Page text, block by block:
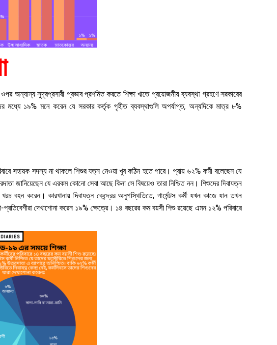
অন্যান্য সুদূরপ্রসারী প্রভাব প্রশমিত করতে শিক্ষা খাতে প্রয়োজনীয় ব্যবস্থা গ্রহণে সরকারের
মধ্যে ১৯% মনে করেন যে সরকার কর্তৃক গৃহীত ব্যবস্থাগুলি অপর্যাপ্ত, অন্যদিকে মাত্র ৮%
সহায়ক সদস্য না থাকলে শিশুর যত্ন নেওয়া খুব কঠিন হতে পারে। প্রায় ৬২% কর্মী বলেছেন যে
জানিয়েছেন যে এরকম কোনো সেবা আছে কিনা সে বিষয়েও তারা নিশ্চিত নন। শিশুদের দিবাযত্ন
বহন করেন। কারখানায় দিবাযত্ন কেন্দ্রের অনুপস্থিতিতে, গার্মেন্টস কর্মী যখন কাজে যান তখন
প্রতিবেশীরা দেখাশোনা করেন ১৯% ক্ষেত্রে। ১৪ বছরের কম বয়সী শিশু রয়েছে এমন ১২% পরিবারে